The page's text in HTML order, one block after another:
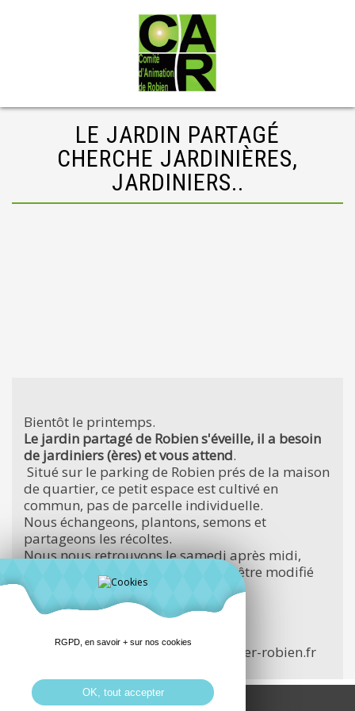
LE JARDIN PARTAGÉ
CHERCHE JARDINIÈRES,
JARDINIERS..
Bientôt le printemps.
Le jardin partagé de Robien s'éveille, il a besoin
de jardiniers (ères) et vous attend.
Situé sur le parking de Robien prés de la maison
de quartier, ce petit espace est cultivé en
commun, pas de parcelle individuelle.
Nous échangeons, plantons, semons et
partageons les récoltes.
Nous nous retrouvons le samedi après midi,
horaire variable ( ce créneau peut être modifié
suivant les disponibilités)
A très bientôt
Les jardinières du jardin partagé
pour les contacter : contact@quartier-robien.fr
RGPD, en savoir + sur nos cookies
OK, tout accepter